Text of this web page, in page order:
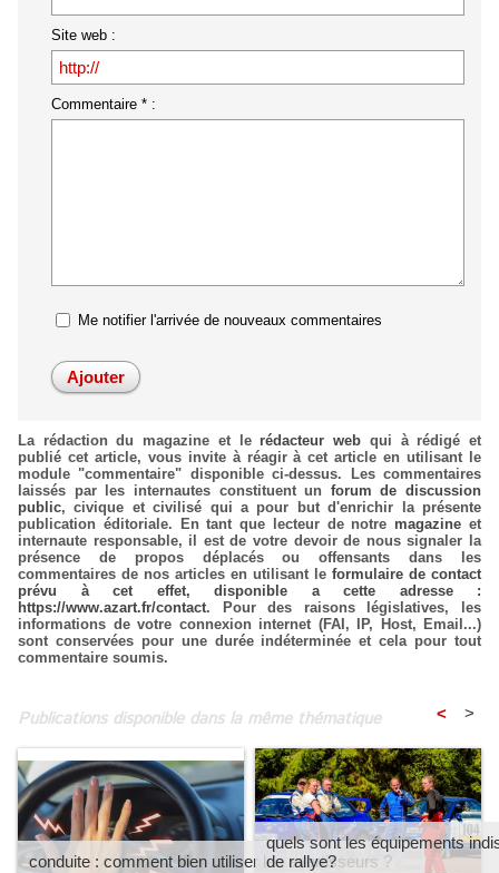
Site web :
Commentaire * :
Me notifier l'arrivée de nouveaux commentaires
La rédaction du magazine et le rédacteur web qui à rédigé et
publié cet article, vous invite à réagir à cet article en utilisant le
module "commentaire" disponible ci-dessus. Les commentaires
laissés par les internautes constituent un forum de discussion
public, civique et civilisé qui a pour but d'enrichir la présente
publication éditoriale. En tant que lecteur de notre magazine et
internaute responsable, il est de votre devoir de nous signaler la
présence de propos déplacés ou offensants dans les
commentaires de nos articles en utilisant le formulaire de contact
prévu à cet effet, disponible a cette adresse :
https://www.azart.fr/contact. Pour des raisons législatives, les
informations de votre connexion internet (FAI, IP, Host, Email...)
sont conservées pour une durée indéterminée et cela pour tout
commentaire soumis.
Publications disponible dans la même thématique < >
conduite : comment bien utiliser les avertisseurs ?
quels sont les équipements
de rallye?